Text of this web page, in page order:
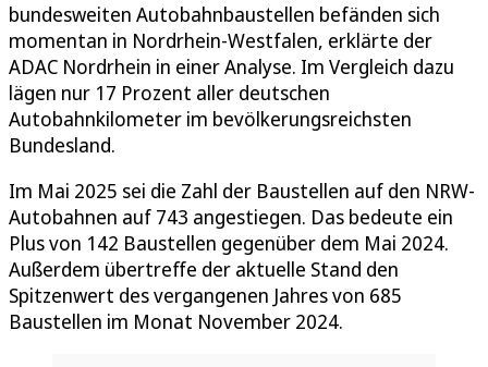
bundesweiten Autobahnbaustellen befänden sich
momentan in Nordrhein-Westfalen, erklärte der
ADAC Nordrhein in einer Analyse. Im Vergleich dazu
lägen nur 17 Prozent aller deutschen
Autobahnkilometer im bevölkerungsreichsten
Bundesland.
Im Mai 2025 sei die Zahl der Baustellen auf den NRW-
Autobahnen auf 743 angestiegen. Das bedeute ein
Plus von 142 Baustellen gegenüber dem Mai 2024.
Außerdem übertreffe der aktuelle Stand den
Spitzenwert des vergangenen Jahres von 685
Baustellen im Monat November 2024.